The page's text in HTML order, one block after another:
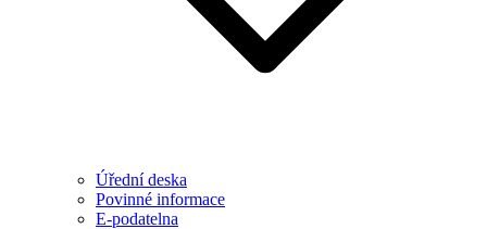
Úřední deska
Povinné informace
E-podatelna